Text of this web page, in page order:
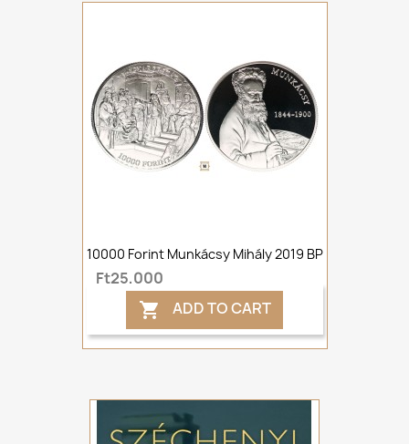
10000 Forint Munkácsy Mihály 2019 BP
Ft25,000
 ADD TO CART